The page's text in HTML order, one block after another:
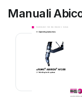
Manuali